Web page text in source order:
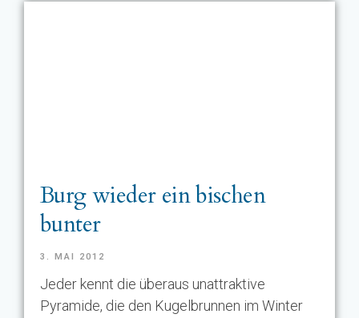
Burg wieder ein bischen
bunter
3. MAI 2012
Jeder kennt die überaus unattraktive
Pyramide, die den Kugelbrunnen im Winter